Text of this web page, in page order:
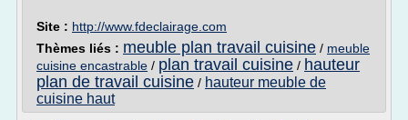
Site : http://www.fdeclairage.com
Thèmes liés : meuble plan travail cuisine / meuble
cuisine encastrable / plan travail cuisine / hauteur
plan de travail cuisine / hauteur meuble de
cuisine haut